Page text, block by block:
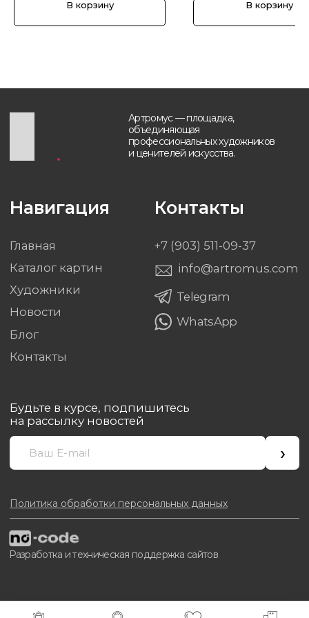
В корзину В корзину
Разработка и техническая поддержка сайтов
Будьте в курсе, подпишитесь
ПОДПИСКА НА НОВОСТИ
Будьте в курсе, подпишитесь на рассылку новостей
Ваш email
Подписаться